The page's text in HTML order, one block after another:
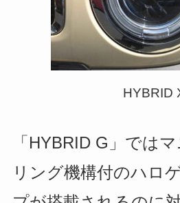
HYBRID
「HYBRID G」では
リング機構付のハロ